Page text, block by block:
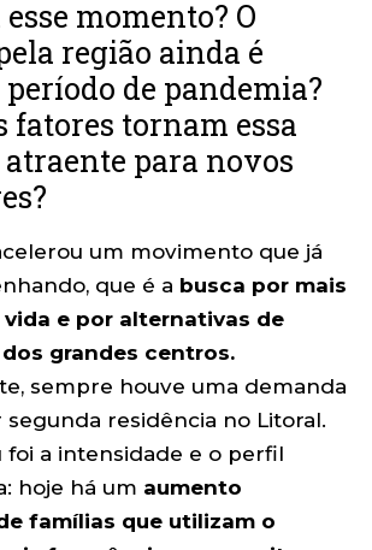
momento? O
região ainda é
de pandemia?
fatores tornam essa
para novos
um movimento que já
que é a busca por mais
e por alternativas de
grandes centros.
sempre houve uma demanda
residência no Litoral.
foi a intensidade e o perfil
hoje há um aumento
famílias que utilizam o